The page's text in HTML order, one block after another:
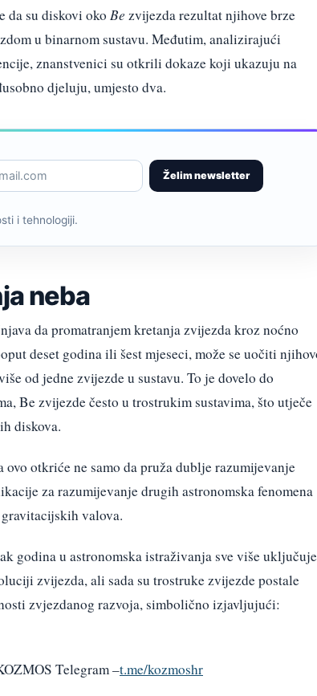
da su diskovi oko Be zvijezda rezultat njihove brze
u binarnom sustavu. Međutim, analizirajući
znanstvenici su otkrili dokaze koji ukazuju na
djeluju, umjesto dva.
Želim newsletter
i tehnologiji.
neba
da promatranjem kretanja zvijezda kroz noćno
deset godina ili šest mjeseci, može se uočiti
od jedne zvijezde u sustavu. To je dovelo do
Be zvijezde često u trostrukim sustavima, što utječe
diskova.
otkriće ne samo da pruža dublje razumijevanje
za razumijevanje drugih astronomska fenomena
valova.
godina u astronomska istraživanja sve više uključuje
zvijezda, ali sada su trostruke zvijezde postale
zvjezdanog razvoja, simbolično izjavljujući:
Telegram –t.me/kozmoshr